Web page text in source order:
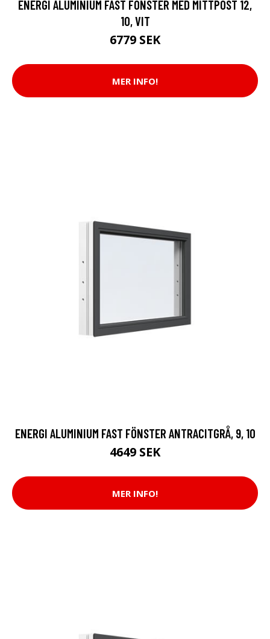
ENERGI ALUMINIUM FAST FÖNSTER MED MITTPOST 12,
10, VIT
6779 SEK
MER INFO!
ENERGI ALUMINIUM FAST FÖNSTER ANTRACITGRÅ, 9, 10
4649 SEK
MER INFO!